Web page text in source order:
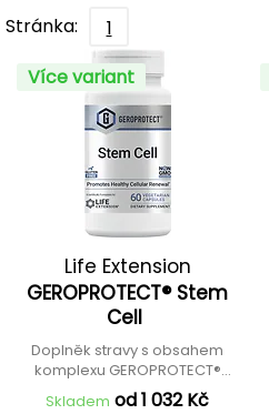
Stránka:
1
Více variant
Life Extension
GEROPROTECT® Stem
Cell
Doplněk stravy s obsahem
komplexu GEROPROTECT®
Stem Cell
Skladem od 1 032 Kč